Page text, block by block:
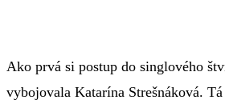
Ako prvá si postup do singlového
vybojovala Katarína Strešnáková. Tá